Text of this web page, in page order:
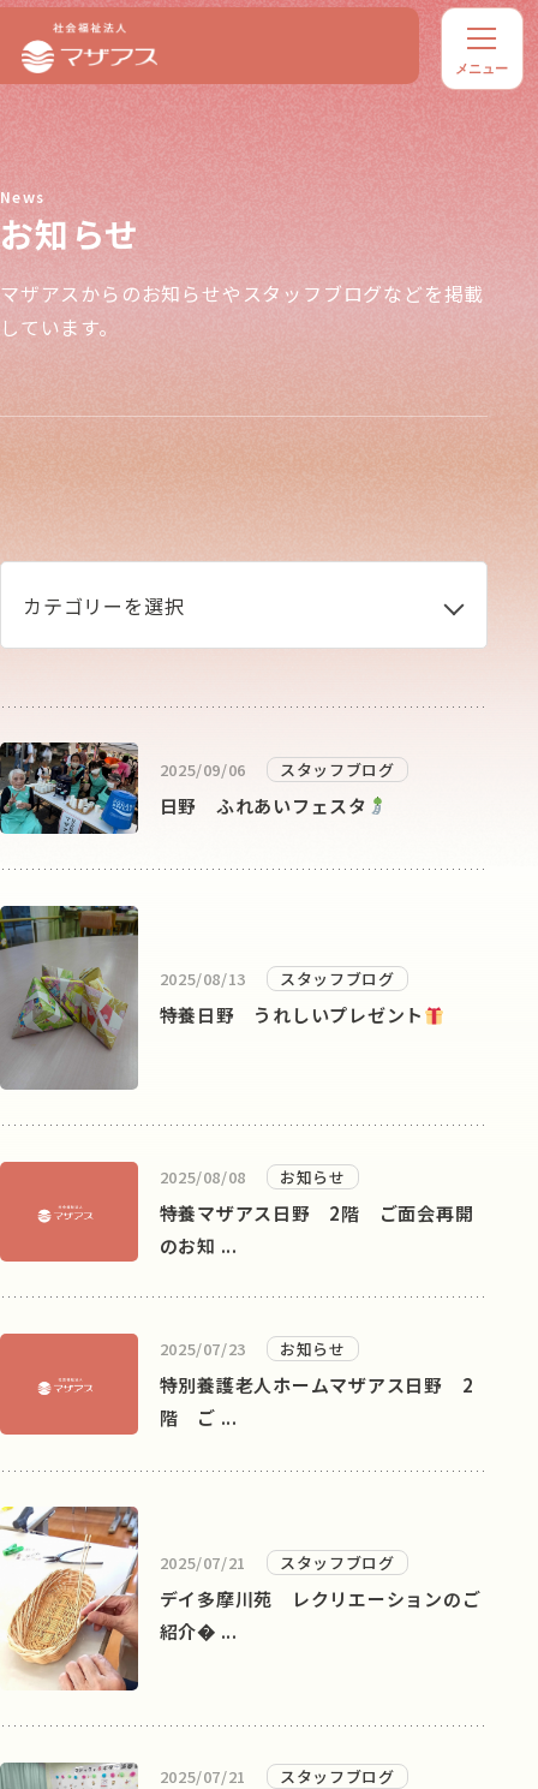
お知らせ
マザアスからのお知らせやスタッフブログなどを掲載
しています。
カテゴリーを選択
2025/09/06 スタッフブログ
日野 ふれあいフェスタ
2025/08/13 スタッフブログ
特養日野 うれしいプレゼント
2025/08/08 お知らせ
特養マザアス日野 2階 ご面会再開
のお知 ...
2025/07/23 お知らせ
特別養護老人ホームマザアス日野 2
階 ご ...
2025/07/21 スタッフブログ
デイ多摩川苑 レクリエーションのご
紹介 ...
2025/07/21 スタッフブログ